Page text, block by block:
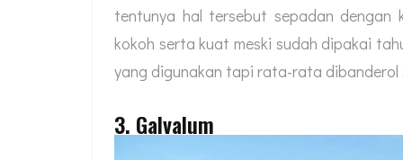
tentunya hal tersebut sepadan
kokoh serta kuat meski sudah dipakai
yang digunakan tapi rata-rata
3. Galvalum